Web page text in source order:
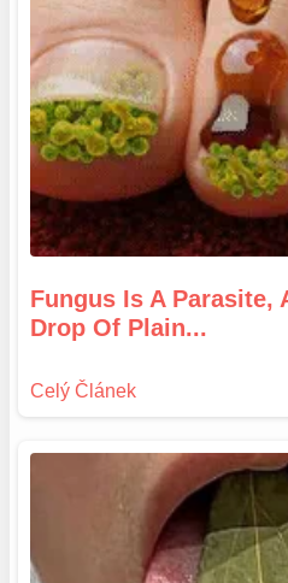
Fungus Is A Parasite,
Drop Of Plain...